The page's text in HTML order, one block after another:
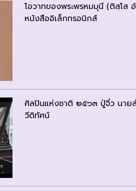
โอวาทของพระพรหมมุนี (ติสฺโ
หนังสืออิเล็กทรอนิกส์
ศิลปินแห่งชาติ ๒๕๖๓ ปู่จิ๋ว นาย
วีดิทัศน์